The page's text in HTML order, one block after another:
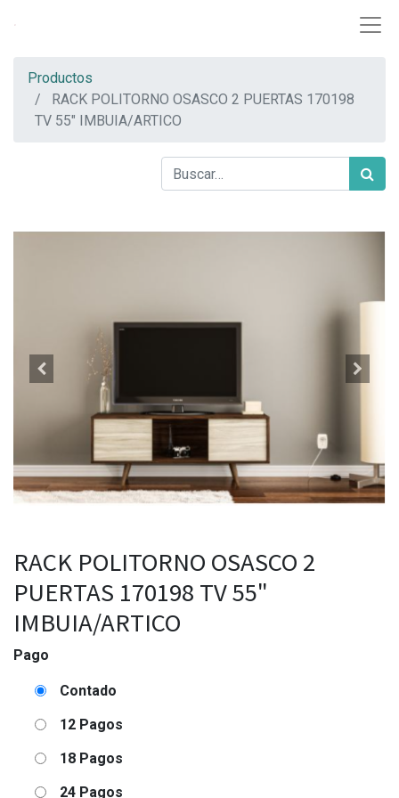
Productos
RACK POLITORNO OSASCO 2 PUERTAS 170198
TV 55" IMBUIA/ARTICO
RACK POLITORNO OSASCO 2
PUERTAS 170198 TV 55"
IMBUIA/ARTICO
Pago
Contado
12 Pagos
18 Pagos
24 Pagos